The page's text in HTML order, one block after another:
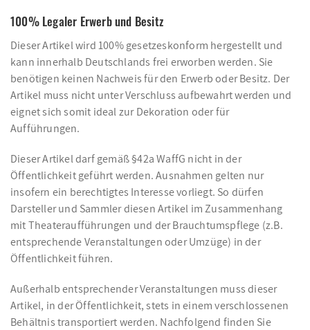
100% Legaler Erwerb und Besitz
Dieser Artikel wird 100% gesetzeskonform hergestellt und
kann innerhalb Deutschlands frei erworben werden. Sie
benötigen keinen Nachweis für den Erwerb oder Besitz. Der
Artikel muss nicht unter Verschluss aufbewahrt werden und
eignet sich somit ideal zur Dekoration oder für
Aufführungen.
Dieser Artikel darf gemäß §42a WaffG nicht in der
Öffentlichkeit geführt werden. Ausnahmen gelten nur
insofern ein berechtigtes Interesse vorliegt. So dürfen
Darsteller und Sammler diesen Artikel im Zusammenhang
mit Theateraufführungen und der Brauchtumspflege (z.B.
entsprechende Veranstaltungen oder Umzüge) in der
Öffentlichkeit führen.
Außerhalb entsprechender Veranstaltungen muss dieser
Artikel, in der Öffentlichkeit, stets in einem verschlossenen
Behältnis transportiert werden. Nachfolgend finden Sie